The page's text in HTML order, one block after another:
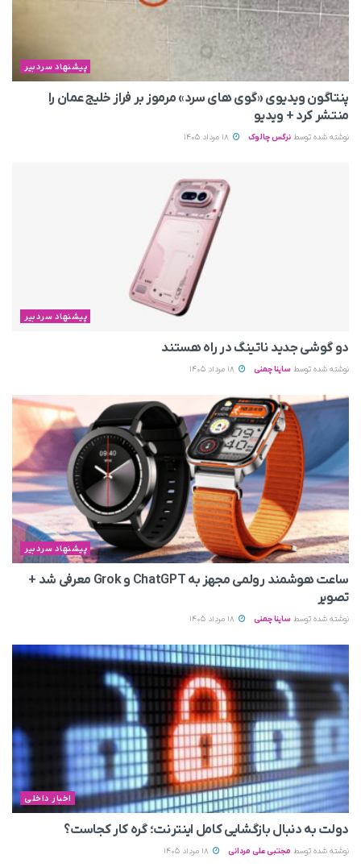
پیشنهاد سردبیر
پنتاگون ویدیوی «گوی های سرد» مرموز بر فراز خلیج عمان را
منتشر کرد + ویدیو
نوشته شده توسط نرگس چالوک
پیشنهاد سردبیر
دو گوشی جدید ناتینگ در راه هستند
نوشته شده توسط ساینا چمنی
پیشنهاد سردبیر
ساعت هوشمند رولمی مجهز به ChatGPT و Grok معرفی شد +
تصویر
نوشته شده توسط ساینا چمنی
اخبار داخلی
دولت به دنبال بازگشایی کامل اینترنت؛ گره کار کجاست؟
نوشته شده توسط مجتبی علی مردانی